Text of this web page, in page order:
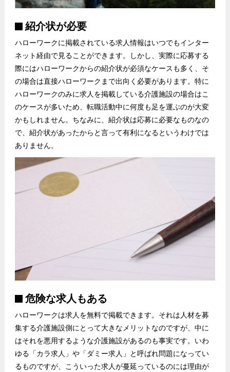
紹介状が必要
ハローワークに掲載されている求人情報はいつでもインター
ネット経由で見ることができます。しかし、実際に応募する
際にはハローワークからの紹介状が必須なケースも多く、そ
の場合は直接ハローワークまで出向く必要があります。特に
ハローワークのみに求人を掲載している介護施設の場合はこ
のケースが多いため、転職活動中に何度も足を運ぶのが大変
かもしれません。ちなみに、紹介状は応募に必要なものなの
で、紹介状があったからと言って有利になるというわけでは
ありません。
危険な求人もある
ハローワークは求人を無料で掲載できます。それは人材を募
集する介護施設側にとって大きなメリットなのですが、中に
はそれを悪用するような介護施設があるのも事実です。いわ
ゆる「カラ求人」や「ダミー求人」と呼ばれ問題になってい
るものですが、こういった求人が蔓延っているのには理由が